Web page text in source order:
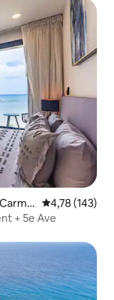
Évaluation
4,78 (143)
+ 5e Ave